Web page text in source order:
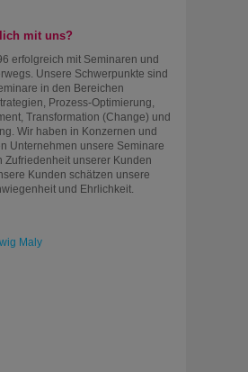
mit uns?
erfolgreich mit Seminaren und
Unsere Schwerpunkte sind
in den Bereichen
Prozess-Optimierung,
Transformation (Change) und
Wir haben in Konzernen und
Unternehmen unsere Seminare
Zufriedenheit unserer Kunden
Kunden schätzen unsere
und Ehrlichkeit.
Maly